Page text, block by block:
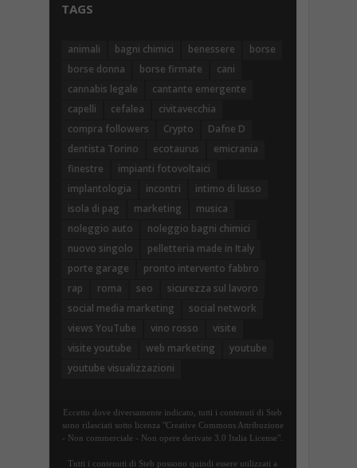
TAGS
animali bagni chimici benessere
borse
borse donna
borse firmate
cani
cannabis legale
cantante emergente
capelli
cefalea
civitavecchia
compra followers
Crypto
Dafne D
dentista Torino
ecotaurus
emicrania
finestre
impianti fotovoltaici
implantologia
incontri
intimo di lusso
isola di pag
marketing
musica
noleggio auto
noleggio bagni chimici
nuovo singolo
pelletteria made in Italy
porte garage
pronto intervento fabbro
rap
roma seo
sicurezza sul lavoro
social media marketing
social network
views YouTube
vino rosso
visite
visite youtube
web marketing
youtube
youtube visualizzazioni
Eccetto dove diversamente indicato, tutti i contenuti di Steb
sono rilasciati sotto licenza "Creative Commons Attribuzione
- Non commerciale - Non opere derivate 3.0 Italia License".
Tutti i contenuti di Steb possono quindi essere utilizzati a